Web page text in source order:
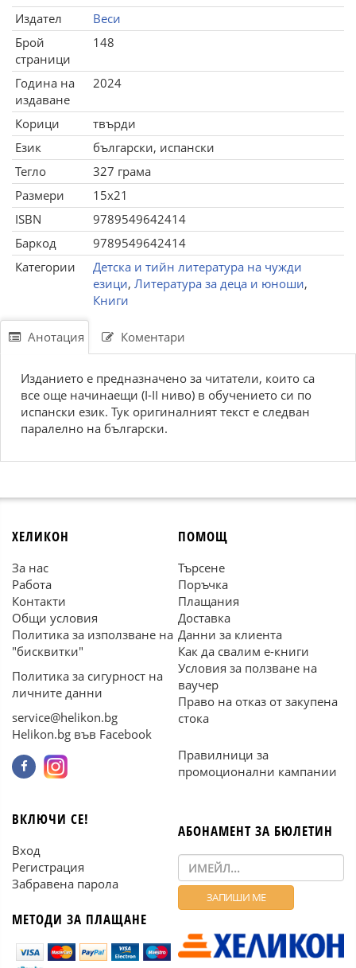
Издател
Веси
Брой
страници
148
Година на
издаване
2024
Корици
твърди
Език
български, испански
Тегло
327 грама
Размери
15x21
ISBN
9789549642414
Баркод
9789549642414
Категории
Детска и тийн литература на чужди
езици, Литература за деца и юноши,
Книги
Анотация Коментари
Изданието е предназначено за читатели, които са
все още начинаещи (I-II ниво) в обучението си по
испански език. Тук оригиналният текст е следван
паралелно на български.
ХЕЛИКОН
За нас
Работа
Контакти
Общи условия
Политика за използване на
"бисквитки"
Политика за сигурност на
личните данни
service@helikon.bg
Helikon.bg във Facebook
ПОМОЩ
Търсене
Поръчка
Плащания
Доставка
Данни за клиента
Как да свалим е-книги
Условия за ползване на
ваучер
Право на отказ от закупена
стока
Правилници за
промоционални кампании
ВКЛЮЧИ СЕ!
Вход
Регистрация
Забравена парола
МЕТОДИ ЗА ПЛАЩАНЕ
АБОНАМЕНТ ЗА БЮЛЕТИН